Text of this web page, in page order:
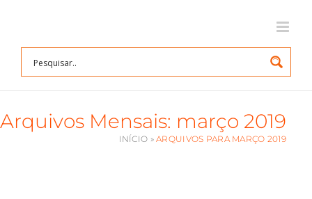
conteúdo
Arquivos Mensais: março 2019
INÍCIO »ARQUIVOS PARA MARÇO 2019